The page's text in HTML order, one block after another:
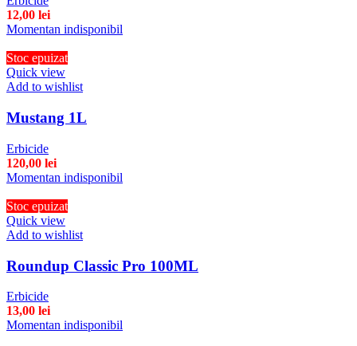
12,00 lei
Momentan indisponibil
Stoc epuizat
Quick view
Add to wishlist
Mustang 1L
Erbicide
120,00 lei
Momentan indisponibil
Stoc epuizat
Quick view
Add to wishlist
Roundup Classic Pro 100ML
Erbicide
13,00 lei
Momentan indisponibil